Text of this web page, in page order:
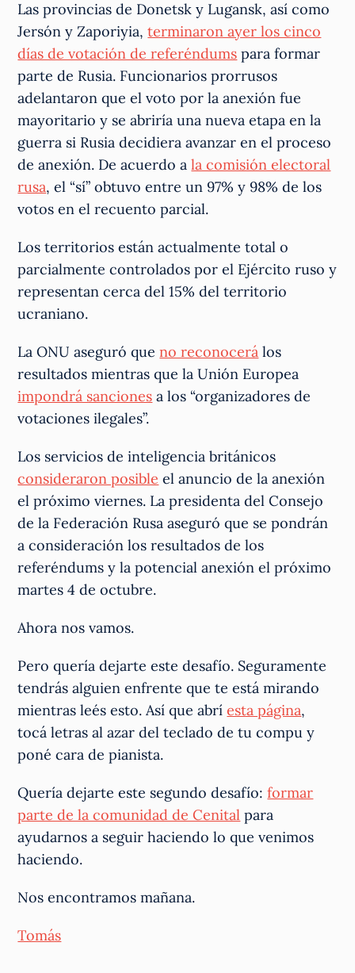
Las provincias de Donetsk y Lugansk, así como
Jersón y Zaporiyia,terminaron ayer los cinco
días de votación de referéndums para formar
parte de Rusia. Funcionarios prorrusos
adelantaron que el voto por la anexión fue
mayoritario y se abriría una nueva etapa en la
guerra si Rusia decidiera avanzar en el proceso
de anexión. De acuerdo ala comisión electoral
rusa, el “sí” obtuvo entre un 97% y 98% de los
votos en el recuento parcial.
Los territorios están actualmente total o
parcialmente controlados por el Ejército ruso y
representan cerca del 15% del territorio
ucraniano.
La ONU aseguró queno reconocerá los
resultados mientras que la Unión Europea
impondrá sanciones a los “organizadores de
votaciones ilegales”.
Los servicios de inteligencia británicos
consideraron posible el anuncio de la anexión
el próximo viernes. La presidenta del Consejo
de la Federación Rusa aseguró que se pondrán
a consideración los resultados de los
referéndums y la potencial anexión el próximo
martes 4 de octubre.
Ahora nos vamos.
Pero quería dejarte este desafío. Seguramente
tendrás alguien enfrente que te está mirando
mientras leés esto. Así que abríesta página,
tocá letras al azar del teclado de tu compu y
poné cara de pianista.
Quería dejarte este segundo desafío:formar
parte de la comunidad de Cenital para
ayudarnos a seguir haciendo lo que venimos
haciendo.
Nos encontramos mañana.
Tomás